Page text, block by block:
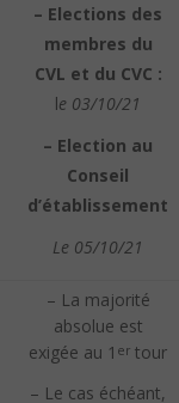
– Elections des
membres du
CVL et du CVC :
le 03/10/21
– Election au
Conseil
d’établissement
Le 05/10/21
– La majorité
absolue est
exigée au 1 er tour
– Le cas échéant,